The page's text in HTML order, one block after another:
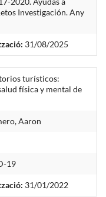
Investigación. Any
31/08/2025
turísticos:
física y mental de
Aaron
19
31/01/2022